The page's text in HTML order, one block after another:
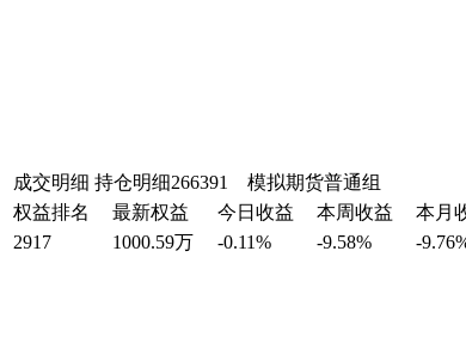
成交明细 持仓明细266391 模拟期货普通组
权益排名
最新权益 今日收益 本周收益 本月
2917
1000.59万 -0.11% -9.58% -